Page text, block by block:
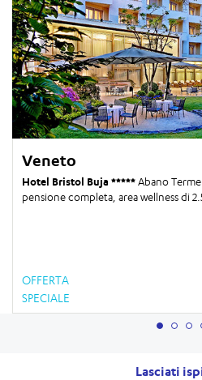
Veneto
Hotel Bristol Buja Abano Terme
pensione completa, area wellness di
OFFERTA
SPECIALE
Lasciati